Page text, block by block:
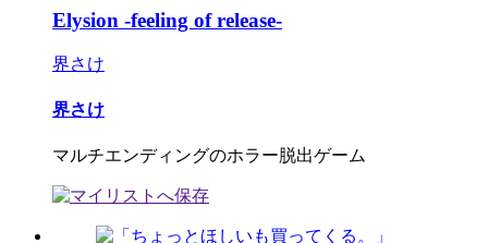
Elysion -feeling of release-
界さけ
界さけ
マルチエンディングのホラー脱出ゲーム